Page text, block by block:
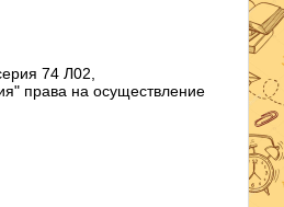
74 Л02,
права на осуществление